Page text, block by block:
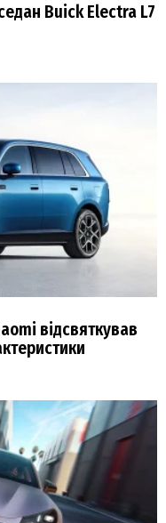
Buick Electra L7
відсвяткував